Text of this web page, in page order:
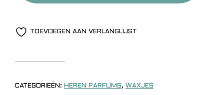
TOEVOEGEN AAN VERLANGLIJST
CATEGORIEËN: HEREN PARFUMS, WAXJES